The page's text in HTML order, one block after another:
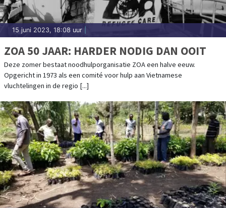
15 juni 2023, 18:08 uur
ZOA 50 JAAR: HARDER NODIG DAN OOIT
Deze zomer bestaat noodhulporganisatie ZOA een halve eeuw.
Opgericht in 1973 als een comité voor hulp aan Vietnamese
vluchtelingen in de regio [...]